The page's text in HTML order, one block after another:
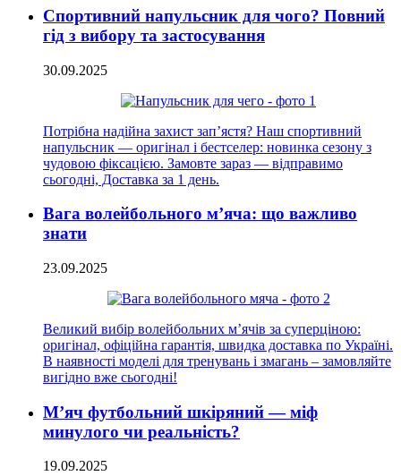
Спортивний напульсник для чого? Повний
гід з вибору та застосування
30.09.2025
Потрібна надійна захист зап’ястя? Наш спортивний
напульсник — оригінал і бестселер: новинка сезону з
чудовою фіксацією. Замовте зараз — відправимо
сьогодні, Доставка за 1 день.
Вага волейбольного м’яча: що важливо
знати
23.09.2025
Великий вибір волейбольних м’ячів за суперціною:
оригінал, офіційна гарантія, швидка доставка по Україні.
В наявності моделі для тренувань і змагань – замовляйте
вигідно вже сьогодні!
М’яч футбольний шкіряний — міф
минулого чи реальність?
19.09.2025